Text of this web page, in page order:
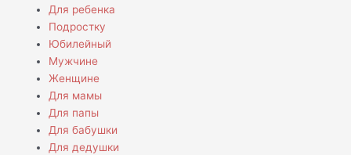
Для ребенка
Подростку
Юбилейный
Мужчине
Женщине
Для мамы
Для папы
Для бабушки
Для дедушки